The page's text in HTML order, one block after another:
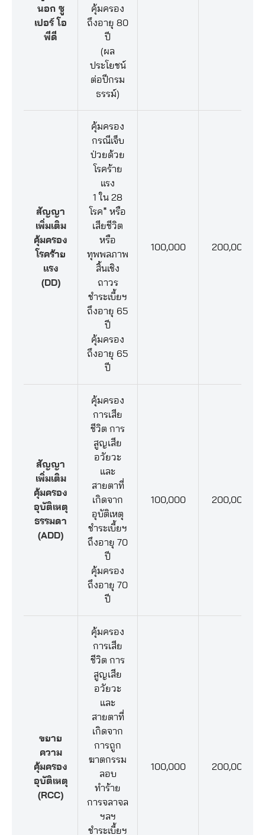
นอก ซู
เปอร์ โอ
พีดี
คุ้มครอง
ถึงอายุ 80
ปี
(ผล
ประโยชน์
ต่อปีกรม
ธรรม์)
สัญญา
เพิ่มเติม
คุ้มครอง
โรคร้าย
แรง
(DD)
คุ้มครอง
กรณีเจ็บ
ป่วยด้วย
โรคร้าย
แรง
1 ใน 28
โรค* หรือ
เสียชีวิต
หรือ
ทุพพลภาพ
สิ้นเชิง
ถาวร
ชำระเบี้ยฯ
ถึงอายุ 65
ปี
คุ้มครอง
ถึงอายุ 65
ปี
100,000 200,000
สัญญา
เพิ่มเติม
คุ้มครอง
อุบัติเหตุ
ธรรมดา
(ADD)
คุ้มครอง
การเสีย
ชีวิต การ
สูญเสีย
อวัยวะ
และ
สายตาที่
เกิดจาก
อุบัติเหตุ
ชำระเบี้ยฯ
ถึงอายุ 70
ปี
คุ้มครอง
ถึงอายุ 70
ปี
100,000 200,000
ขยาย
ความ
คุ้มครอง
อุบัติเหตุ
(RCC)
คุ้มครอง
การเสีย
ชีวิต การ
สูญเสีย
อวัยวะ
และ
สายตาที่
เกิดจาก
การถูก
ฆาตกรรม
ลอบ
ทำร้าย
การจลาจล
ฯลฯ
ชำระเบี้ยฯ
100,000 200,000